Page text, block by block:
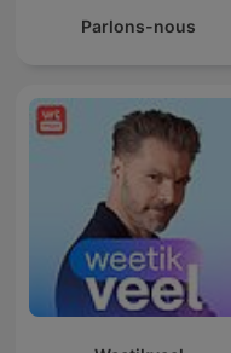
Parlons-nous